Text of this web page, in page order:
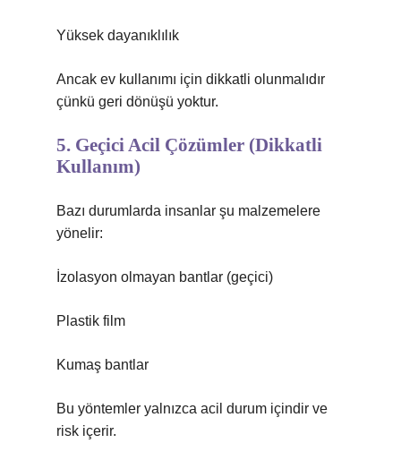
Yüksek dayanıklılık
Ancak ev kullanımı için dikkatli olunmalıdır
çünkü geri dönüşü yoktur.
5. Geçici Acil Çözümler (Dikkatli
Kullanım)
Bazı durumlarda insanlar şu malzemelere
yönelir:
İzolasyon olmayan bantlar (geçici)
Plastik film
Kumaş bantlar
Bu yöntemler yalnızca acil durum içindir ve
risk içerir.